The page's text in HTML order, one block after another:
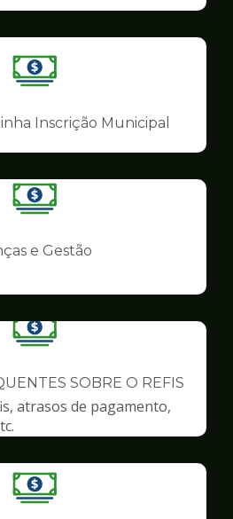
Finanças
Ilustração
pagina
Finanças
Inscrição Municipal
Ilustração
pagina
e Gestão
Ilustração
pagina
Finanças
SOBRE O REFIS
atrasos de pagamento,
Ilustração